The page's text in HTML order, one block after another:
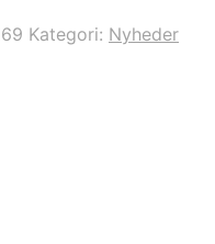
Kategori: Nyheder